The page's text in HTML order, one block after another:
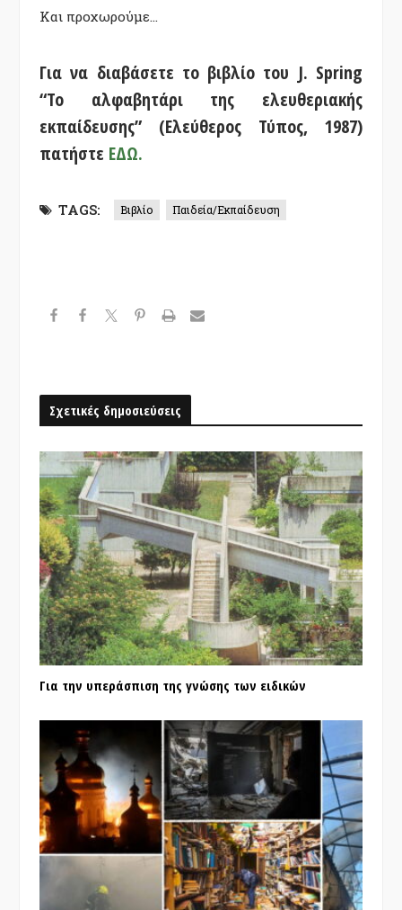
Και προχωρούμε…
Για να διαβάσετε το βιβλίο του J. Spring
“Το αλφαβητάρι της ελευθεριακής
εκπαίδευσης” (Ελεύθερος Τύπος, 1987)
πατήστε ΕΔΩ.
TAGS: Βιβλίο Παιδεία/Εκπαίδευση
Σχετικές δημοσιεύσεις
Για την υπεράσπιση της γνώσης των ειδικών